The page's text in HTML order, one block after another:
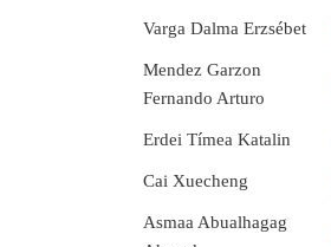
Varga Dalma Erzsébet
Mendez Garzon
Fernando Arturo
Erdei Tímea Katalin
Cai Xuecheng
Asmaa Abualhagag